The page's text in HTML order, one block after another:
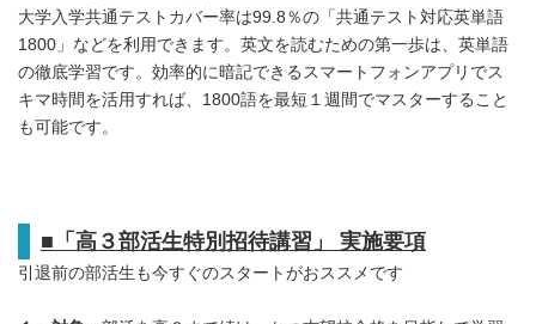
大学入学共通テストカバー率は99.8％の「共通テスト対応英単語
1800」などを利用できます。英文を読むための第一歩は、英単語
の徹底学習です。効率的に暗記できるスマートフォンアプリでス
キマ時間を活用すれば、1800語を最短１週間でマスターすること
も可能です。
■「高３部活生特別招待講習」 実施要項
引退前の部活生も今すぐのスタートがおススメです